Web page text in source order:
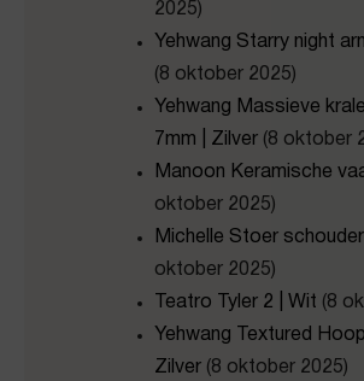
2025)
Yehwang Starry night
(8 oktober 2025)
Yehwang Massieve
7mm | Zilver (8 oktober
Manoon Keramische
oktober 2025)
Michelle Stoer
oktober 2025)
Teatro Tyler 2 | Wit (8
Yehwang Textured
Zilver (8 oktober 2025)